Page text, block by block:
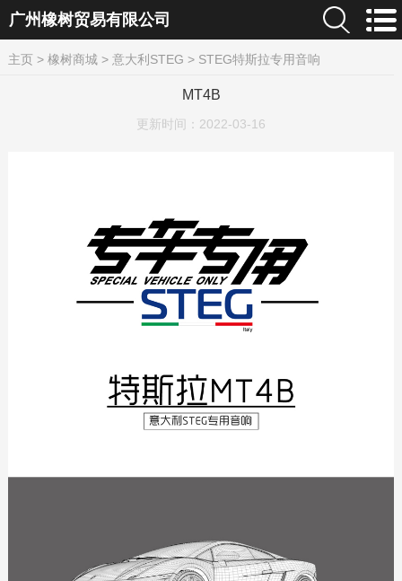
广州橡树贸易有限公司
主页> 橡树商城 > 意大利STEG > STEG特斯拉专用音响
MT4B
更新时间： 2022-03-16